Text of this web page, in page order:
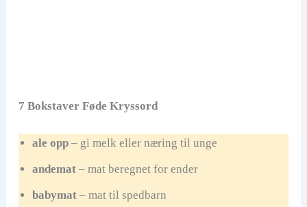
7 Bokstaver Føde Kryssord
ale opp– gi melk eller næring til unge
andemat– mat beregnet for ender
babymat– mat til spedbarn